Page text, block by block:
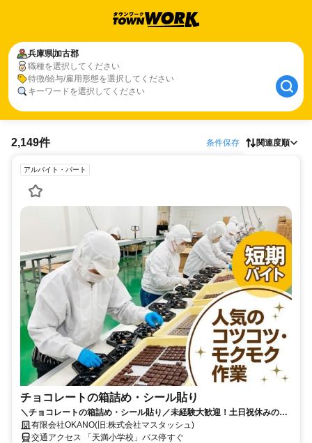
兵庫県加古郡
職種を選択してください
特徴/給与/雇用形態を選択してください
キーワードを選択してください
2,149件 条件保存 関連度順
アルバイト・パート
チョコレートの箱詰め・シール貼り
＼チョコレートの箱詰め・シール貼り／未経験大歓迎！土日祝休みの短
期ワーク！30・40代活躍中！
有限会社OKANO(旧:株式会社マスタッシュ)
交通アクセス 「天満小学校」バス停すぐ